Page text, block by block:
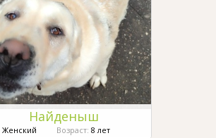
Найденыш
Женский Возраст: 8 лет